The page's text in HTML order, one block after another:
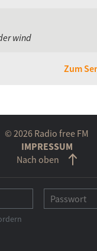
wind
Zum
© 2026 Radio free FM
IMPRESSUM
Nach oben